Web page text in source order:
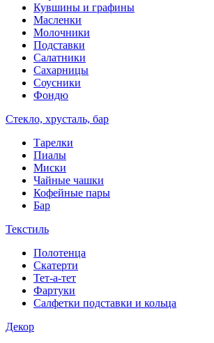
Кувшины и графины
Масленки
Молочники
Подставки
Салатники
Сахарницы
Соусники
Фондю
Стекло, хрусталь, бар
Тарелки
Пиалы
Миски
Чайные чашки
Кофейные пары
Бар
Текстиль
Полотенца
Скатерти
Тет-а-тет
Фартуки
Салфетки подставки и кольца
Декор